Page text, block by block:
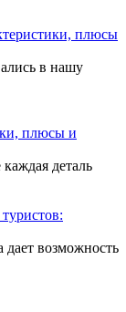
плюсы
в нашу
плюсы и
деталь
возможность